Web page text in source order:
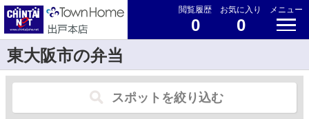
閲覧履歴
0
お気に入り
0
メニュー
東大阪市の弁当
スポットを絞り込む